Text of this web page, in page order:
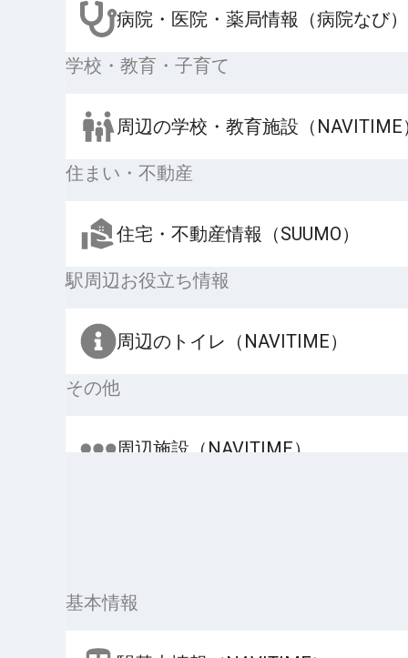
病院・医院・薬局情報（病院なび）
学校・教育・子育て
周辺の学校・教育施設（NAVITIME
住まい・不動産
住宅・不動産情報（SUUMO）
駅周辺お役立ち情報
周辺のトイレ（NAVITIME）
その他
周辺施設（NAVITIME）
基本情報